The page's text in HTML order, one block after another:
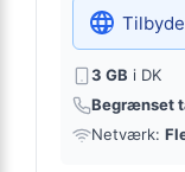
3 GB i DK
Begrænset
Netværk: